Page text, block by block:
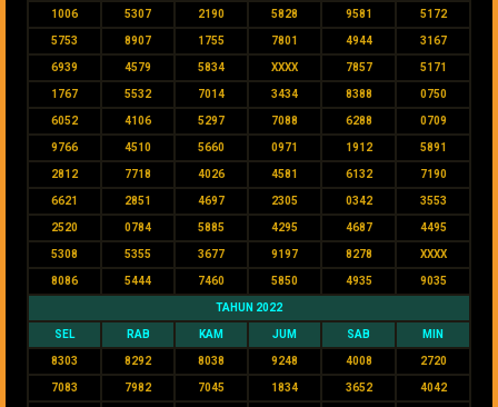
1006 5307 2190 5828 9581 5172
5753 8907 1755 7801 4944 3167
6939 4579 5834 XXXX 7857 5171
1767 5532 7014 3434 8388 0750
6052 4106 5297 7088 6288 0709
9766 4510 5660 0971 1912 5891
2812 7718 4026 4581 6132 7190
6621 2851 4697 2305 0342 3553
2520 0784 5885 4295 4687 4495
5308 5355 3677 9197 8278 XXXX
8086 5444 7460 5850 4935 9035
TAHUN 2022
SEL RAB KAM JUM SAB MIN
8303 8292 8038 9248 4008 2720
7083 7982 7045 1834 3652 4042